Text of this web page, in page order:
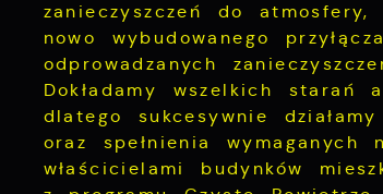
zanieczyszczeń do
nowo wybudowanego
odprowadzanych
Dokładamy wszelkich
dlatego sukcesywnie
oraz spełnienia
właścicielami budynków